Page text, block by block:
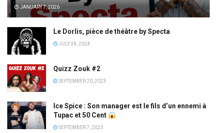
JANUARY 7, 2026
Le Dorlis, pièce de théâtre by Specta
JULY 24, 2024
Quizz Zouk #2
SEPTEMBER 20, 2023
Ice Spice : Son manager est le fils d’un ennemi à
Tupac et 50 Cent
SEPTEMBER 7, 2023